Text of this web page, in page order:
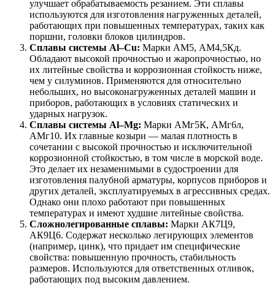
улучшает обрабатываемость резанием. Эти сплавы
используются для изготовления нагруженных деталей,
работающих при повышенных температурах, таких как
поршни, головки блоков цилиндров.
Сплавы системы Al–Cu: Марки АМ5, АМ4,5Кд.
Обладают высокой прочностью и жаропрочностью, но
их литейные свойства и коррозионная стойкость ниже,
чем у силуминов. Применяются для относительно
небольших, но высоконагруженных деталей машин и
приборов, работающих в условиях статических и
ударных нагрузок.
Сплавы системы Al–Mg: Марки АМг5К, АМг6л,
АМг10. Их главные козыри — малая плотность в
сочетании с высокой прочностью и исключительной
коррозионной стойкостью, в том числе в морской воде.
Это делает их незаменимыми в судостроении для
изготовления палубной арматуры, корпусов приборов и
других деталей, эксплуатируемых в агрессивных средах.
Однако они плохо работают при повышенных
температурах и имеют худшие литейные свойства.
Сложнолегированные сплавы: Марки АК7Ц9,
АК9Ц6. Содержат несколько легирующих элементов
(например, цинк), что придает им специфические
свойства: повышенную прочность, стабильность
размеров. Используются для ответственных отливок,
работающих под высоким давлением.